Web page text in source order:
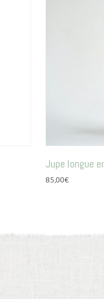
Jupe longue
85,00€